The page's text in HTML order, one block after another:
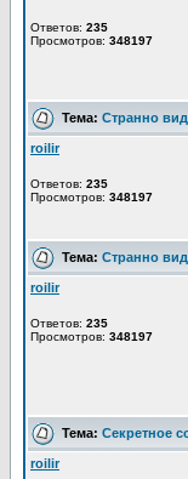
Ответов: 235
Просмотров: 348197
Тема: Странно
roilir
Ответов: 235
Просмотров: 348197
Тема: Странно
roilir
Ответов: 235
Просмотров: 348197
Тема: Секретное
roilir